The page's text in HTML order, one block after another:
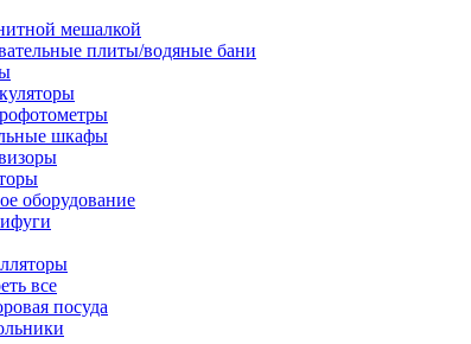
мешалкой
плиты/водяные бани
шкафы
оборудование
все
посуда